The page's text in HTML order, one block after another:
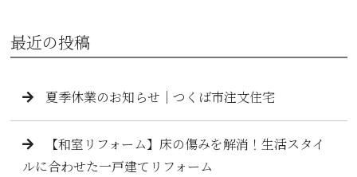
最近の投稿
夏季休業のお知らせ｜つくば市注文住宅
【和室リフォーム】床の傷みを解消！生活スタイ
ルに合わせた一戸建てリフォーム